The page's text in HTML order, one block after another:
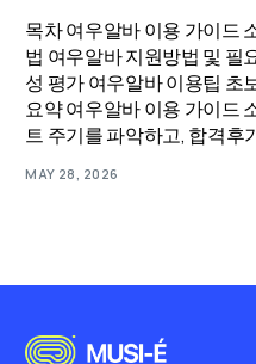
목차 여우알바 이용 가이드
법 여우알바 지원방법 및 필
성 평가 여우알바 이용팁 초
요약 여우알바 이용 가이드
트 주기를 파악하고, 합격후
MAY 28, 2026